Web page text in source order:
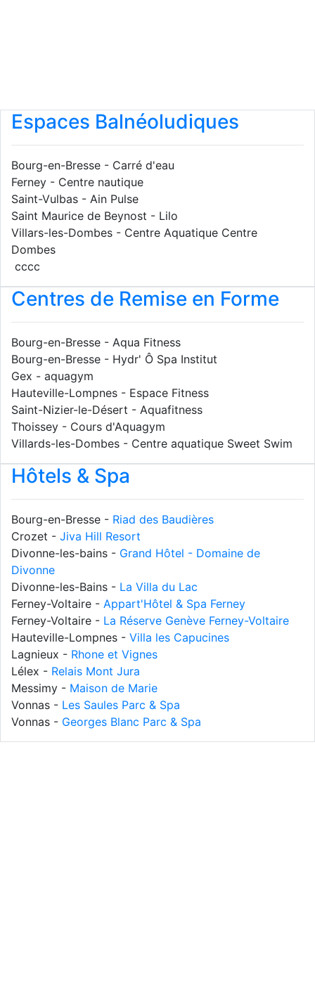
Espaces Balnéoludiques
Bourg-en-Bresse - Carré d'eau
Ferney - Centre nautique
Saint-Vulbas - Ain Pulse
Saint Maurice de Beynost - Lilo
Villars-les-Dombes - Centre Aquatique Centre
Dombes
cccc
Centres de Remise en Forme
Bourg-en-Bresse - Aqua Fitness
Bourg-en-Bresse - Hydr' Ô Spa Institut
Gex - aquagym
Hauteville-Lompnes - Espace Fitness
Saint-Nizier-le-Désert - Aquafitness
Thoissey - Cours d'Aquagym
Villards-les-Dombes - Centre aquatique Sweet Swim
Hôtels & Spa
Bourg-en-Bresse - Riad des Baudières
Crozet - Jiva Hill Resort
Divonne-les-bains - Grand Hôtel - Domaine de
Divonne
Divonne-les-Bains - La Villa du Lac
Ferney-Voltaire - Appart'Hôtel & Spa Ferney
Ferney-Voltaire - La Réserve Genève Ferney-Voltaire
Hauteville-Lompnes - Villa les Capucines
Lagnieux - Rhone et Vignes
Lélex - Relais Mont Jura
Messimy - Maison de Marie
Vonnas - Les Saules Parc & Spa
Vonnas - Georges Blanc Parc & Spa